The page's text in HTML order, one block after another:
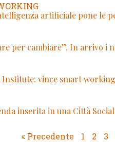
artificiale pone le
per cambiare”. In arrivo i
Institute: vince smart
inserita in una Città
« Precedente 1 2 3